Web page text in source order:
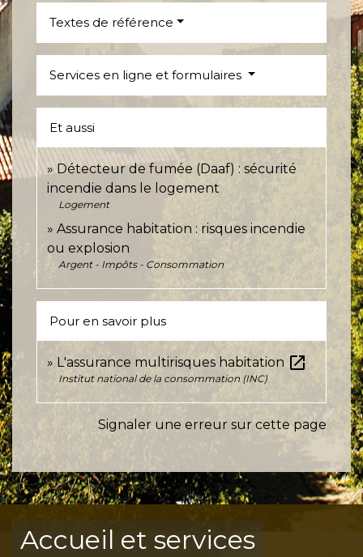
Textes de référence
Services en ligne et formulaires
Et aussi
Détecteur de fumée (Daaf) : sécurité
incendie dans le logement
Logement
Assurance habitation : risques incendie
ou explosion
Argent - Impôts - Consommation
Pour en savoir plus
L'assurance multirisques habitation open_in_new
Institut national de la consommation (INC)
Signaler une erreur sur cette page
Accueil et services